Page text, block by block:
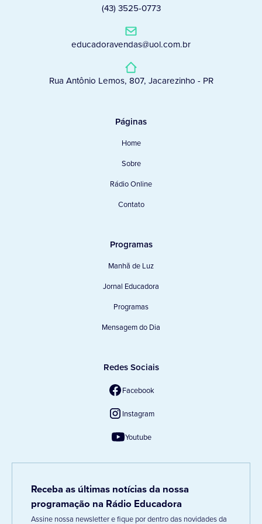
(43) 3525-0773
educadoravendas@uol.com.br
Rua Antônio Lemos, 807, Jacarezinho - PR
Páginas
Home
Sobre
Rádio Online
Contato
Programas
Manhã de Luz
Jornal Educadora
Programas
Mensagem do Dia
Redes Sociais
Facebook
Instagram
Youtube
Receba as últimas notícias da nossa
programação na Rádio Educadora
Assine nossa newsletter e fique por dentro das novidades da